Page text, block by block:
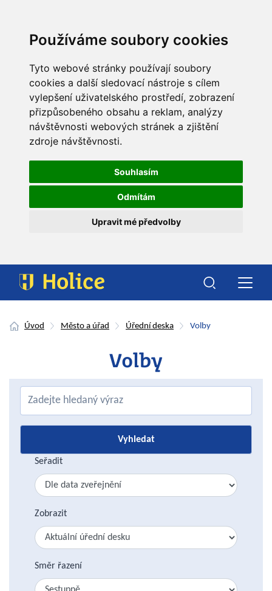
Používáme soubory cookies
Tyto webové stránky používají soubory
cookies a další sledovací nástroje s cílem
vylepšení uživatelského prostředí, zobrazení
přizpůsobeného obsahu a reklam, analýzy
návštěvnosti webových stránek a zjištění
zdroje návštěvnosti.
Souhlasím
Odmítám
Upravit mé předvolby
Úvod Město a úřad Úřední deska Volby
Volby
Seřadit
Zobrazit
Směr řazení